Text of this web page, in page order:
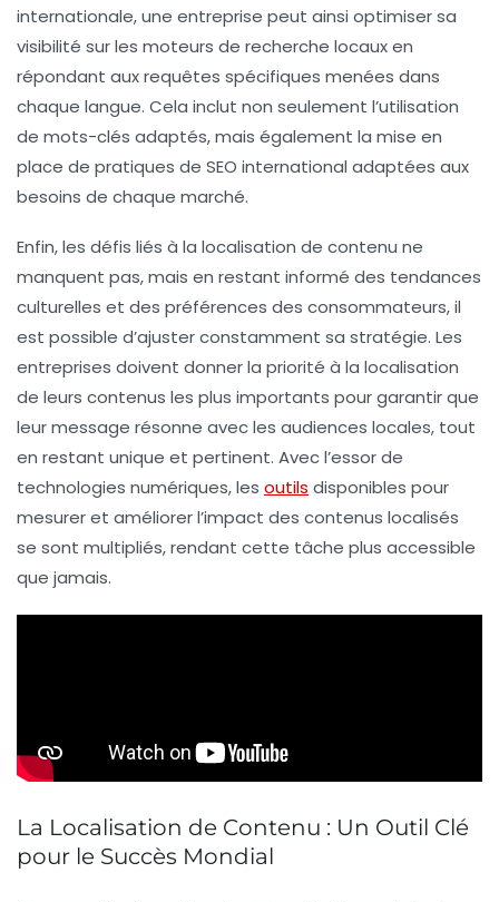
internationale, une entreprise peut ainsi optimiser sa
visibilité sur les moteurs de recherche locaux en
répondant aux requêtes spécifiques menées dans
chaque langue. Cela inclut non seulement l’utilisation
de mots-clés adaptés, mais également la mise en
place de pratiques de SEO international adaptées aux
besoins de chaque marché.
Enfin, les défis liés à la localisation de contenu ne
manquent pas, mais en restant informé des tendances
culturelles et des préférences des consommateurs, il
est possible d’ajuster constamment sa stratégie. Les
entreprises doivent donner la priorité à la localisation
de leurs contenus les plus importants pour garantir que
leur message résonne avec les audiences locales, tout
en restant unique et pertinent. Avec l’essor de
technologies numériques, les outils disponibles pour
mesurer et améliorer l’impact des contenus localisés
se sont multipliés, rendant cette tâche plus accessible
que jamais.
La Localisation de Contenu : Un Outil Clé
pour le Succès Mondial